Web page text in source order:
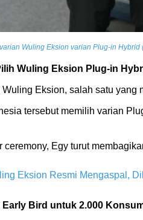
Wuling Eksion varian Plug-in
Wuling Eksion Plug-in
Eksion, salah satu
tersebut memilih varian
ceremony, Egy turut
Eksion Resmi Mengaspal,
Early Bird untuk 2.000